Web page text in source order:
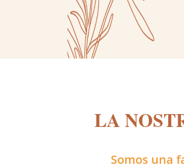
LA
Somos una